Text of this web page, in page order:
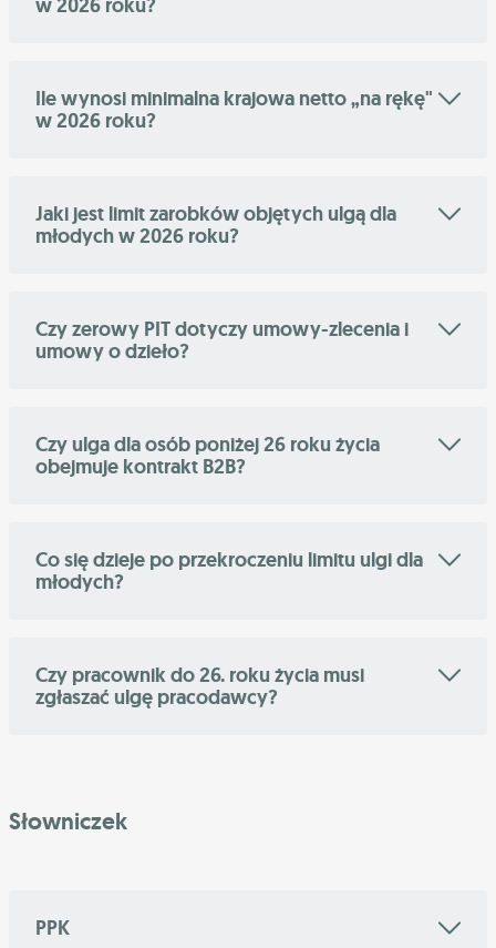
w 2026 roku?
Ile wynosi minimalna krajowa netto „na rękę"
w 2026 roku?
Jaki jest limit zarobków objętych ulgą dla
młodych w 2026 roku?
Czy zerowy PIT dotyczy umowy-zlecenia i
umowy o dzieło?
Czy ulga dla osób poniżej 26 roku życia
obejmuje kontrakt B2B?
Co się dzieje po przekroczeniu limitu ulgi dla
młodych?
Czy pracownik do 26. roku życia musi
zgłaszać ulgę pracodawcy?
Słowniczek
PPK